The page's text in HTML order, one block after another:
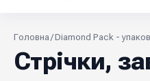
Головна /Diamond Pack -
Стрічки,